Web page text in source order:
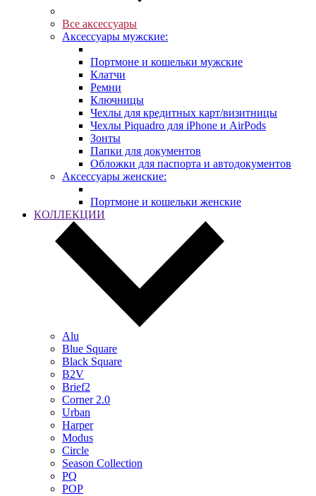
Все аксессуары
Аксессуары мужские:
Портмоне и кошельки мужские
Клатчи
Ремни
Ключницы
Чехлы для кредитных карт/визитницы
Чехлы Piquadro для iPhone и AirPods
Зонты
Папки для документов
Обложки для паспорта и автодокументов
Аксессуары женские:
Портмоне и кошельки женские
КОЛЛЕКЦИИ
Alu
Blue Square
Black Square
B2V
Brief2
Corner 2.0
Urban
Harper
Modus
Circle
Season Collection
PQ
POP